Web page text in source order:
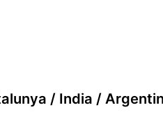
/ India /